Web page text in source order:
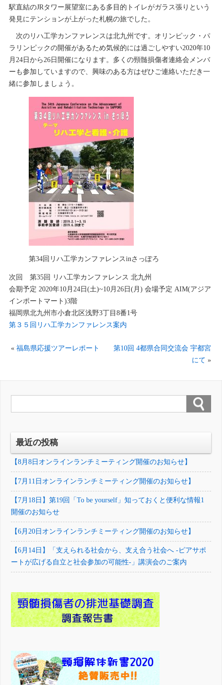
駅直結のJRタワー展望室にある多目的トイレがガラス張りという
発見にテンションが上がった札幌の旅でした。
次のリハ工学カンファレンスは北九州です。オリンピック・パ
ラリンピックの開催があるため気候的には過ごしやすい2020年10
月24日から26日開催になります。多くの頸髄損傷者連絡会メンバ
ーも参加していますので、興味のある方はぜひご連絡いただき一
緒に参加しましょう。
第34回リハ工学カンファレンスinさっぽろ
次回 第35回 リハ工学カンファレンス 北九州
会期予定 2020年10月24日(土)~10月26日(月) 会場予定 AIM(アジア
インポートマート)3階
福岡県北九州市小倉北区浅野3丁目8番1号
第３５回リハ工学カンファレンス案内
«福島県応援ツアーレポート
第10回 4都県合同交流会 宇都宮
にて »
最近の投稿
【8月8日オンラインランチミーティング開催のお知らせ】
【7月11日オンラインランチミーティング開催のお知らせ】
【7月18日】第19回「To be yourself」知っておくと便利な情報1
開催のお知らせ
【6月20日オンラインランチミーティング開催のお知らせ】
【6月14日】「支えられる社会から、支え合う社会へ -ピアサポ
ートが広げる自立と社会参加の可能性-」講演会のご案内